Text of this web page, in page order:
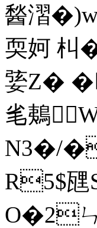
醔漝
耎妸 朻
婱Z�
毟鴺
N3�/
R5$瓼
O�2